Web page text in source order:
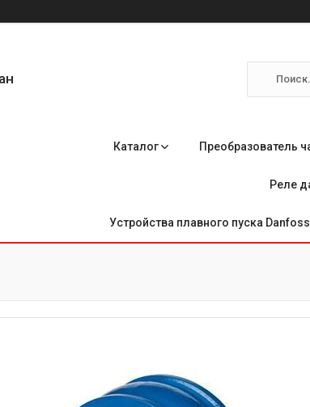
Каталог Преобразователь
Реле
Устройства плавного пуска Danfoss